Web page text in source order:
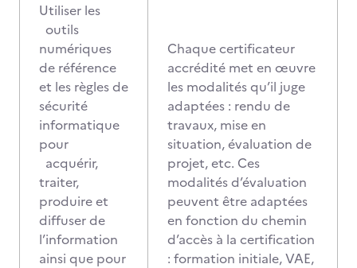
Utiliser les
outils
numériques
de référence
et les règles de
sécurité
informatique
pour
acquérir,
traiter,
produire et
diffuser de
l’information
ainsi que pour
Chaque certificateur
accrédité met en œuvre
les modalités qu’il juge
adaptées : rendu de
travaux, mise en
situation, évaluation de
projet, etc. Ces
modalités d’évaluation
peuvent être adaptées
en fonction du chemin
d’accès à la certification
: formation initiale, VAE,